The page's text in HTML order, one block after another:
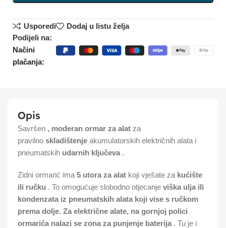
Usporedi
Dodaj u listu želja
Podijeli na:
Načini
plačanja:
Opis
Savršen , moderan ormar za alat za
pravilno skladištenje akumulatorskih električnih alata i
pneumatskih udarnih ključeva .
Zidni ormarić ima 5 utora za alat koji vješate za kućište
ili ručku . To omogućuje slobodno otjecanje viška ulja ili
kondenzata iz pneumatskih alata koji vise s ručkom
prema dolje. Za električne alate, na gornjoj polici
ormarića nalazi se zona za punjenje baterija . Tu je i